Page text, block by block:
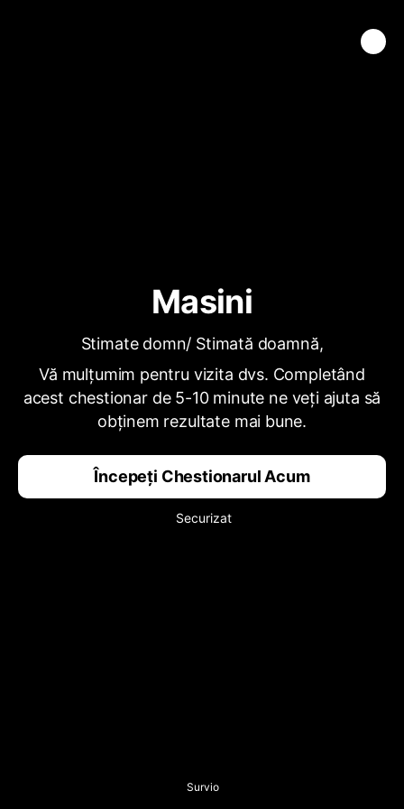
Masini
Stimate domn/ Stimată doamnă,
Vă mulțumim pentru vizita dvs. Completând
acest chestionar de 5-10 minute ne veți ajuta să
obținem rezultate mai bune.
Începeți Chestionarul Acum
Securizat
Survio